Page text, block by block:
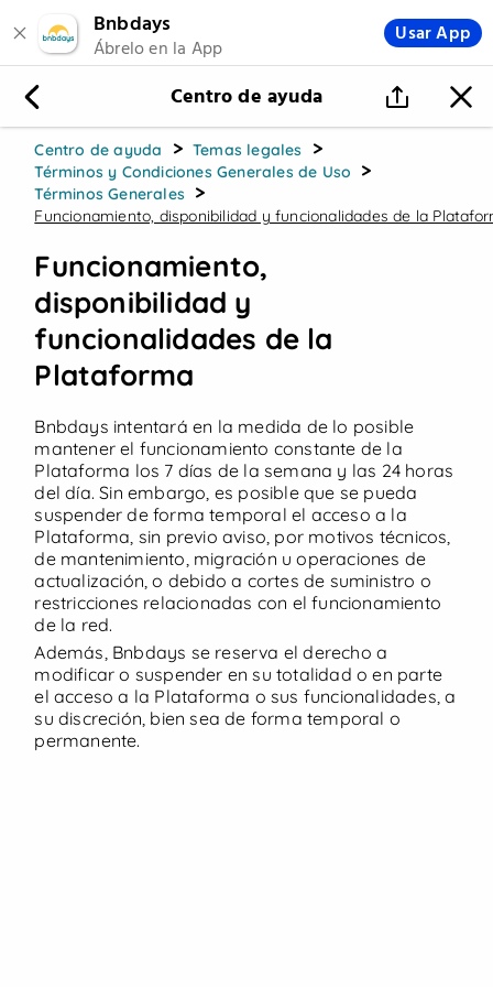
ES |EN
Utilizamos cookies propias y de terceros para fines
analíticos y para mostrarte publicidad personalizada
en base a un perfil elaborado a partir de tus hábitos
de navegación. ClicaAQUÍpara más información.
Puedes aceptar todas las cookies pulsando el botón
“Aceptar” o configurarlas o rechazar su uso pulsando
el botón “Configurar”.
¡Beach Setup!
Alquiler con entrega y
recogida
Hazte Biambidero
Beach Setups Hamacas
↓ Ofertas destacadas ↓
desde160 €/día
Summer Weekends
Torrox
5/5(2)
Centro de ayuda
Centro de ayuda > Temas legales >
Términos y Condiciones Generales de Uso >
Términos Generales >
Funcionamiento, disponibilidad y funcionalidades de la
Funcionamiento,
disponibilidad y
funcionalidades de la
Plataforma
Bnbdays intentará en la medida de lo posible
mantener el funcionamiento constante de la
Plataforma los 7 días de la semana y las 24 horas
del día. Sin embargo, es posible que se pueda
suspender de forma temporal el acceso a la
Plataforma, sin previo aviso, por motivos técnicos,
de mantenimiento, migración u operaciones de
actualización, o debido a cortes de suministro o
restricciones relacionadas con el funcionamiento
de la red.
Además, Bnbdays se reserva el derecho a
modificar o suspender en su totalidad o en parte
el acceso a la Plataforma o sus funcionalidades, a
su discreción, bien sea de forma temporal o
permanente.
Bnbdays
Ábrelo en la App
Usar App